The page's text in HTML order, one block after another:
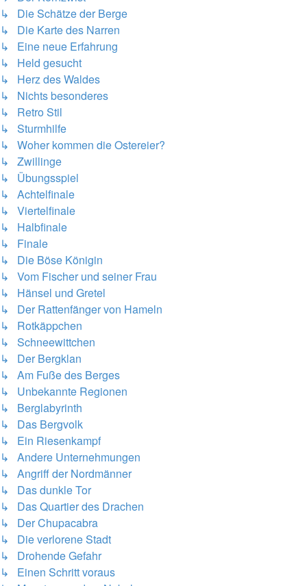
↳ Die Schätze der Berge
↳ Die Karte des Narren
↳ Eine neue Erfahrung
↳ Held gesucht
↳ Herz des Waldes
↳ Nichts besonderes
↳ Retro Stil
↳ Sturmhilfe
↳ Woher kommen die Ostereier?
↳ Zwillinge
↳ Übungsspiel
↳ Achtelfinale
↳ Viertelfinale
↳ Halbfinale
↳ Finale
↳ Die Böse Königin
↳ Vom Fischer und seiner Frau
↳ Hänsel und Gretel
↳ Der Rattenfänger von Hameln
↳ Rotkäppchen
↳ Schneewittchen
↳ Der Bergklan
↳ Am Fuße des Berges
↳ Unbekannte Regionen
↳ Berglabyrinth
↳ Das Bergvolk
↳ Ein Riesenkampf
↳ Andere Unternehmungen
↳ Angriff der Nordmänner
↳ Das dunkle Tor
↳ Das Quartier des Drachen
↳ Der Chupacabra
↳ Die verlorene Stadt
↳ Drohende Gefahr
↳ Einen Schritt voraus